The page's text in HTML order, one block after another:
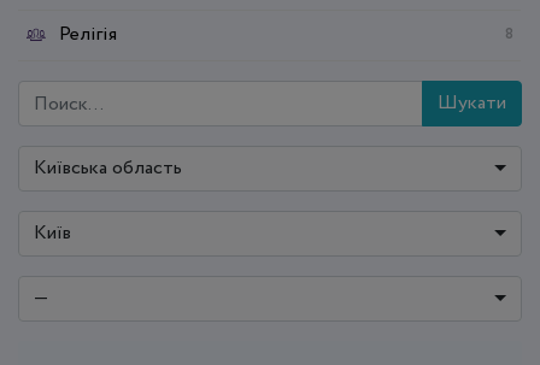
Релігія 8
Шукати
Київська область
Київ
—